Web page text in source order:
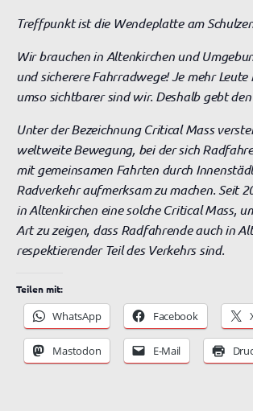
Treffpunkt ist die Wendeplatte am
Wir brauchen in Altenkirchen und
und sicherere Fahrradwege! Je mehr Leute
umso sichtbarer sind wir. Deshalb gebt
Unter der Bezeichnung Critical Mass
weltweite Bewegung, bei der sich
mit gemeinsamen Fahrten durch
Radverkehr aufmerksam zu machen. Seit
in Altenkirchen eine solche Critical Mass,
Art zu zeigen, dass Radfahrende auch in
respektierender Teil des Verkehrs sind.
Teilen mit:
WhatsApp Facebook
Mastodon E-Mail